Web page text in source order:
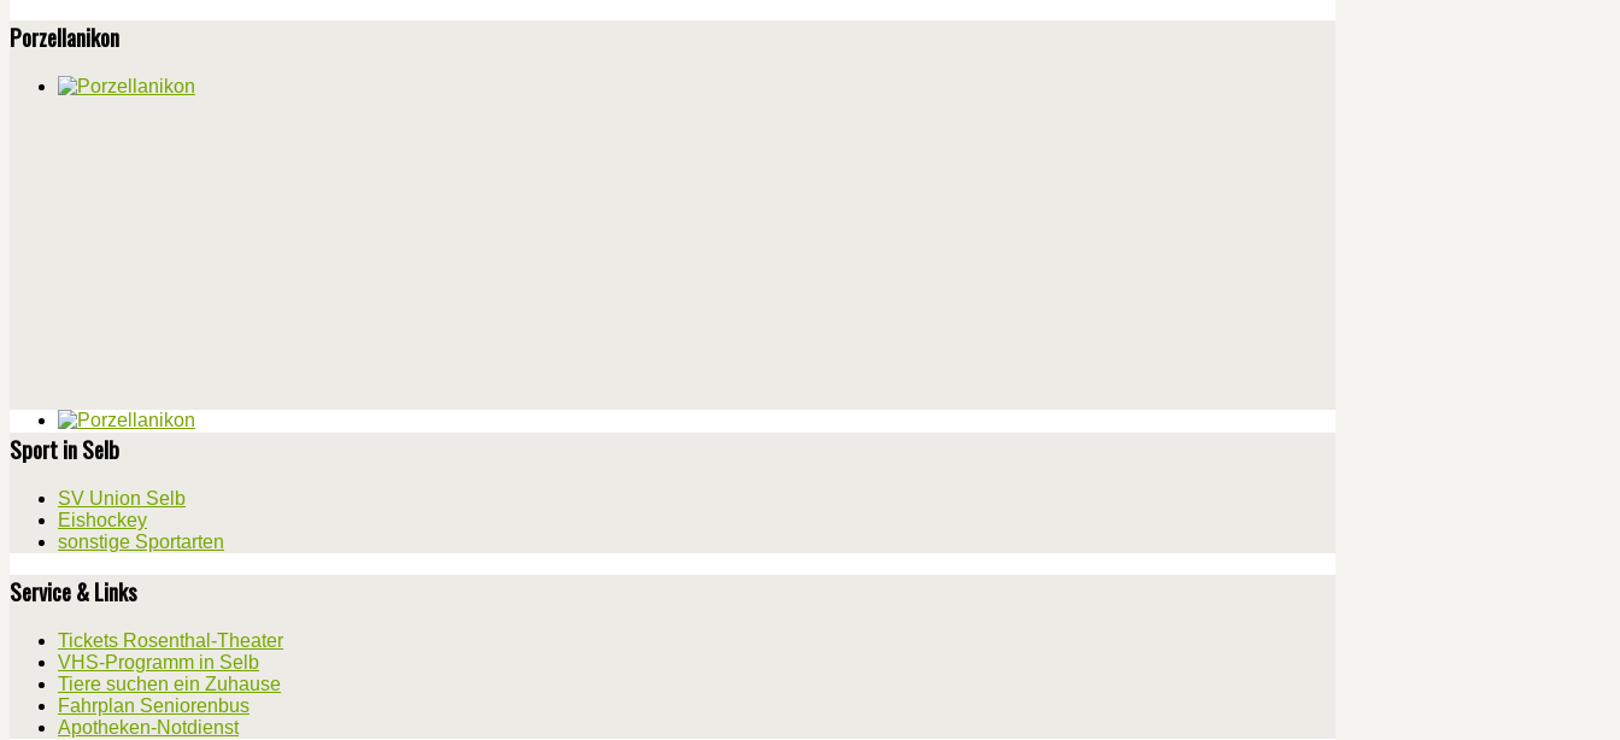
Porzellanikon
Sport in Selb
SV Union Selb
Eishockey
sonstige Sportarten
Service & Links
Tickets Rosenthal-Theater
VHS-Programm in Selb
Tiere suchen ein Zuhause
Fahrplan Seniorenbus
Apotheken-Notdienst